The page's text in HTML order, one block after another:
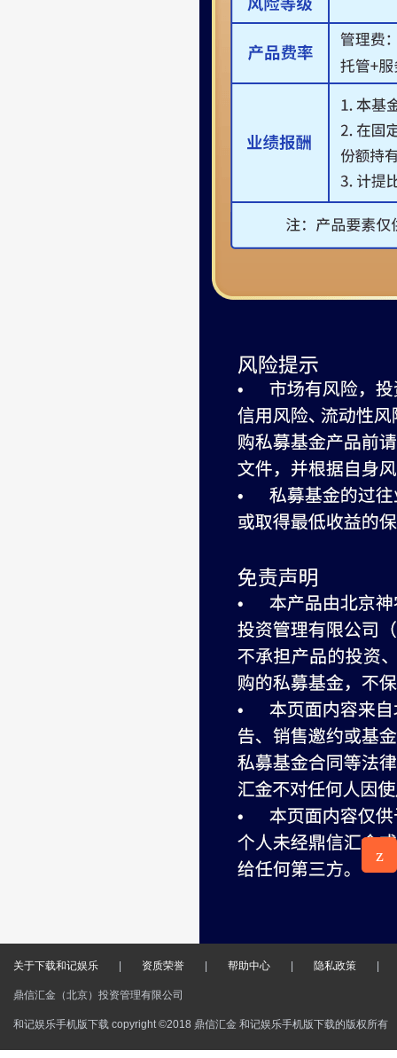
关于下载和记娱乐 | 资质荣誉 | 帮助中心 | 隐私政策 |
鼎信汇金（北京）投资管理有限公司
和记娱乐手机版下载 copyright ©2018 鼎信汇金 和记娱乐手机版下载的版权所有
z